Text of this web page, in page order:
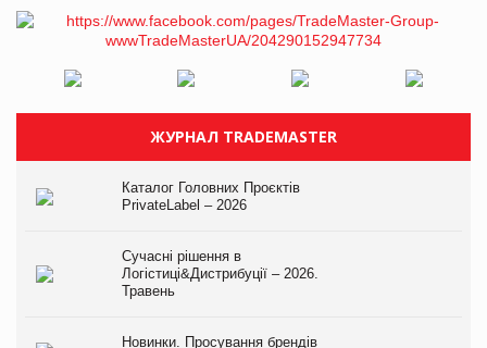
ЖУРНАЛ TRADEMASTER
Каталог Головних Проєктів
PrivateLabel – 2026
Сучасні рішення в
Логістиці&Дистрибуції – 2026.
Травень
Новинки. Просування брендів